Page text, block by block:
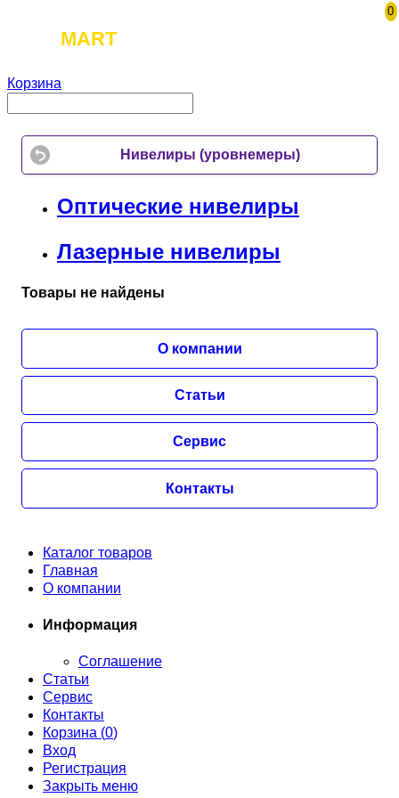
MART
Корзина
0
Нивелиры (уровнемеры)
Оптические нивелиры
Лазерные нивелиры
Товары не найдены
О компании
Статьи
Сервис
Контакты
Каталог товаров
Главная
О компании
Информация
Соглашение
Статьи
Сервис
Контакты
Корзина (0)
Вход
Регистрация
Закрыть меню